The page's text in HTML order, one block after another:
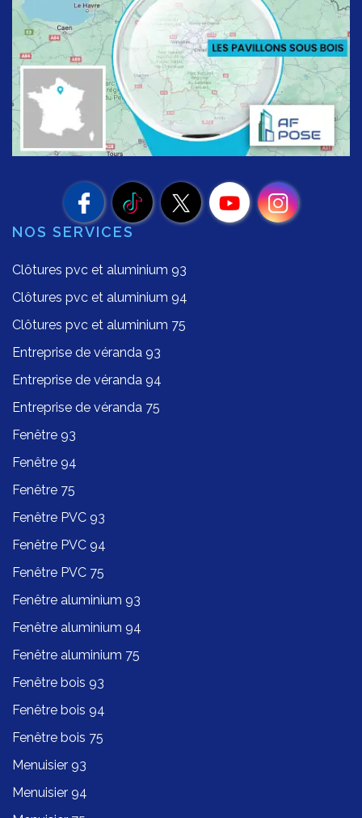
NOS SERVICES
Clôtures pvc et aluminium 93
Clôtures pvc et aluminium 94
Clôtures pvc et aluminium 75
Entreprise de véranda 93
Entreprise de véranda 94
Entreprise de véranda 75
Fenêtre 93
Fenêtre 94
Fenêtre 75
Fenêtre PVC 93
Fenêtre PVC 94
Fenêtre PVC 75
Fenêtre aluminium 93
Fenêtre aluminium 94
Fenêtre aluminium 75
Fenêtre bois 93
Fenêtre bois 94
Fenêtre bois 75
Menuisier 93
Menuisier 94